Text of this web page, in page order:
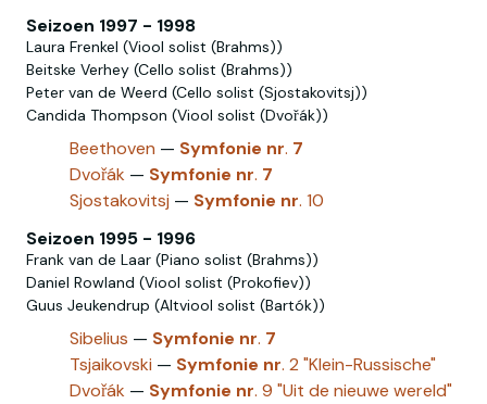
Seizoen 1997 - 1998
Laura Frenkel (Viool solist (Brahms))
Beitske Verhey (Cello solist (Brahms))
Peter van de Weerd (Cello solist (Sjostakovitsj))
Candida Thompson (Viool solist (Dvořák))
Beethoven — Symfonie nr. 7
Dvořák — Symfonie nr. 7
Sjostakovitsj — Symfonie nr. 10
Seizoen 1995 - 1996
Frank van de Laar (Piano solist (Brahms))
Daniel Rowland (Viool solist (Prokofiev))
Guus Jeukendrup (Altviool solist (Bartók))
Sibelius — Symfonie nr. 7
Tsjaikovski — Symfonie nr. 2 "Klein-Russische"
Dvořák — Symfonie nr. 9 "Uit de nieuwe wereld"